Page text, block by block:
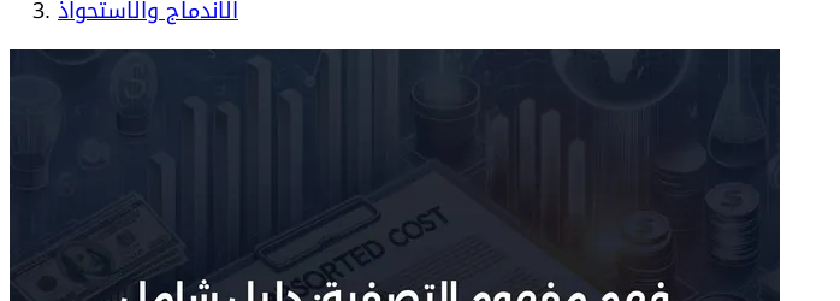
الاندماج والاستحواذ